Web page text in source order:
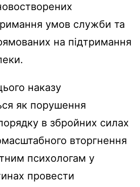
умов служби та
на підтримання
наказу
як порушення
в збройних силах
вторгнення
психологам у
провести